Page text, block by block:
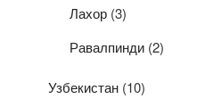
Лахор (3)
Равалпинди (2)
Узбекистан (10)